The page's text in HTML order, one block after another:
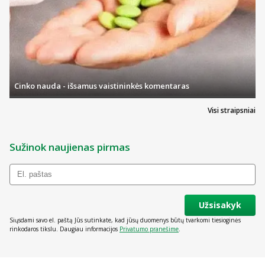
Visi straipsniai
Cinko nauda - išsamus vaistininkės komentaras
Sužinok naujienas pirmas
Užsisakyk
Siųsdami savo el. paštą Jūs sutinkate, kad jūsų duomenys būtų tvarkomi tiesioginės
rinkodaros tikslu. Daugiau informacijos Privatumo pranešime.